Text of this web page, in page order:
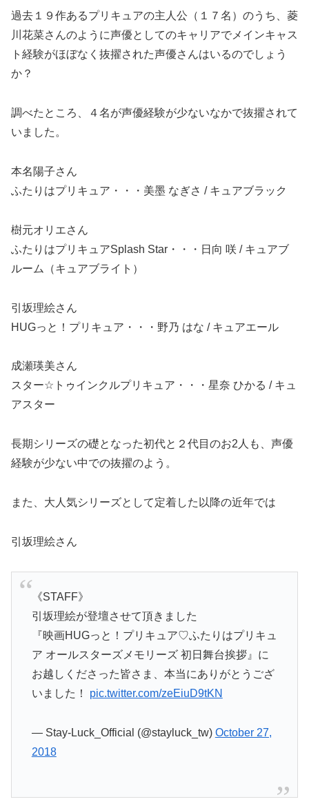
過去１９作あるプリキュアの主人公（１７名）のうち、菱
川花菜さんのように声優としてのキャリアでメインキャス
ト経験がほぼなく抜擢された声優さんはいるのでしょう
か？
調べたところ、４名が声優経験が少ないなかで抜擢されて
いました。
本名陽子さん
ふたりはプリキュア・・・美墨 なぎさ / キュアブラック
樹元オリエさん
ふたりはプリキュアSplash Star・・・日向 咲 / キュアブ
ルーム（キュアブライト）
引坂理絵さん
HUGっと！プリキュア・・・野乃 はな / キュアエール
成瀬瑛美さん
スター☆ トゥインクルプリキュア・・・星奈 ひかる / キュ
アスター
長期シリーズの礎となった初代と２代目のお2人も、声優
経験が少ない中での抜擢のよう。
また、大人気シリーズとして定着した以降の近年では
引坂理絵さん
《STAFF》
引坂理絵が登壇させて頂きました
『映画HUGっと！プリキュア♡ふたりはプリキュ
ア オールスターズメモリーズ 初日舞台挨拶』に
お越しくださった皆さま、本当にありがとうござ
いました！ pic.twitter.com/zeEiuD9tKN
— Stay-Luck_Official (@stayluck_tw) October 27,
2018